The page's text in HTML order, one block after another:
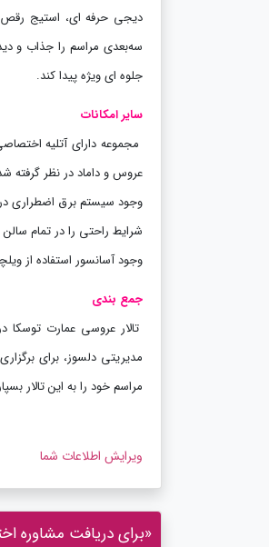
دیجی حرفه ای، استیج
سه‌بعدی مراسم را جذاب و
جلوه ‌ای ویژه پیدا کند.
سایر امکانات
مجموعه دارای آتلیه
عروس و داماد در نظر گرفته
وجود سیستم برق اضطراری
شرایط راحتی را در تمام
وجود آسانسور استفاده از
جمع بندی
تالار عروسی عمارت
مدیریتی دلسوز، برای
مراسم خود را به این تالار
ویرایش اطلاعات شما
«برای دریافت مشاوره